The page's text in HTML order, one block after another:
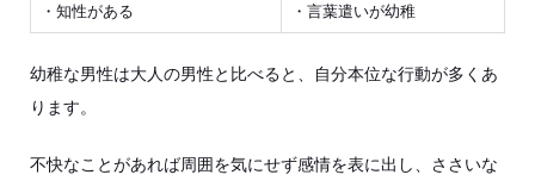
・知性がある
・言葉遣いが幼稚
幼稚な男性は大人の男性と比べると、自分本位な行動が多くあ
ります。
不快なことがあれば周囲を気にせず感情を表に出し、ささいな